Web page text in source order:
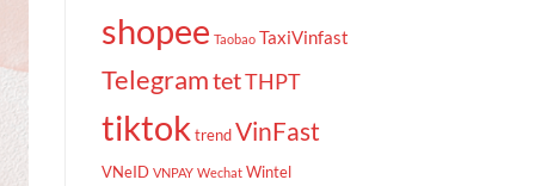
shopee Taobao TaxiVinfast
TelegramtetTHPT
tiktok trend VinFast
VNeID VNPAY Wechat Wintel